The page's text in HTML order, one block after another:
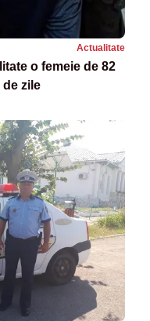
Actualitate
o femeie de 82
zile